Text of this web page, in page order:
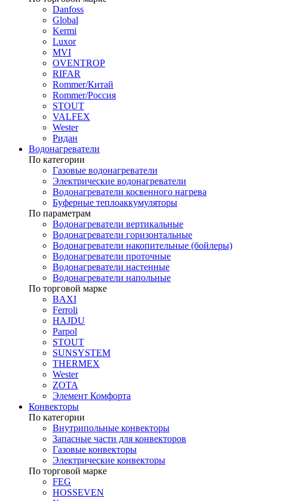
Danfoss
Global
Kermi
Luxor
MVI
OVENTROP
RIFAR​
Rommer/Китай
Rommer/Россия
STOUT
VALFEX
Wester
Ридан
Водонагреватели
По категории
Газовые водонагреватели
Электрические водонагреватели
Водонагреватели косвенного нагрева
Буферные теплоаккумуляторы
По параметрам
Водонагреватели вертикальные
Водонагреватели горизонтальные
Водонагреватели накопительные (бойлеры)
Водонагреватели проточные
Водонагреватели настенные
Водонагреватели напольные
По торговой марке
BAXI
Ferroli
HAJDU
Parpol
STOUT
SUNSYSTEM
THERMEX
Wester
ZOTA
Элемент Комфорта
Конвекторы
По категории
Внутрипольные конвекторы
Запасные части для конвекторов
Газовые конвекторы
Электрические конвекторы
По торговой марке
FEG
HOSSEVEN